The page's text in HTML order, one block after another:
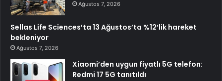
Ağustos 7, 2026
Sellas Life Sciences’ta 13 Ağustos’ta %12’lik hareket
bekleniyor
Ağustos 7, 2026
Xiaomi’den uygun fiyatlı 5G telefon:
Redmi 17 5G tanıtıldı